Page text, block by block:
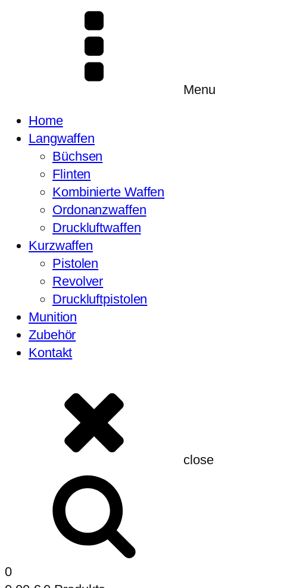
Menu
Home
Langwaffen
Büchsen
Flinten
Kombinierte Waffen
Ordonanzwaffen
Druckluftwaffen
Kurzwaffen
Pistolen
Revolver
Druckluftpistolen
Munition
Zubehör
Kontakt
close
0